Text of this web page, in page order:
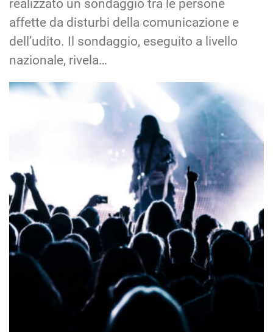
realizzato un sondaggio tra le persone
affette da disturbi della comunicazione e
dell’udito. Il sondaggio, eseguito a livello
nazionale, rivela…